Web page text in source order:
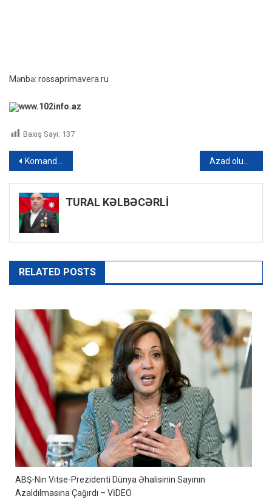
Mənbə: rossaprimavera.ru
www.102info.az
Baxış Sayı: 137
Yazı
naviqasiyası
Komando Təlim Mərkəzinin nəzdində “Snayper hazırlığı kursu” fəaliyyətə başlayıb
TURAL KƏLBƏCƏRLİ
RELATED POSTS
ABŞ-Nin Vitse-Prezidenti Dünya Əhalisinin Sayının
Azaldılmasına Çağırdı – VİDEO